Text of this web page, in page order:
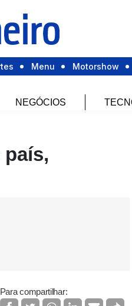
Menu Motorshow
NEGÓCIOS
Para compartilhar: